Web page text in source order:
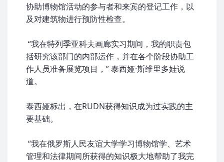
协助博物馆活动的参与者和来宾的登记工作，以
及对建筑物进行预防性检查。
“我在特列季亚科夫画廊实习期间，我的职责包
括研究该部门的内部运作，并在各个阶段协助工
作人员准备展览项目，” 泰西娅·斯维里多娃说
道。
泰西娅标出，在RUDN获得知识成为过实践的主
要基础。
“我在俄罗斯人民友谊大学学习博物馆学、艺术
管理和法律期间所获得的知识极大地帮助了我完